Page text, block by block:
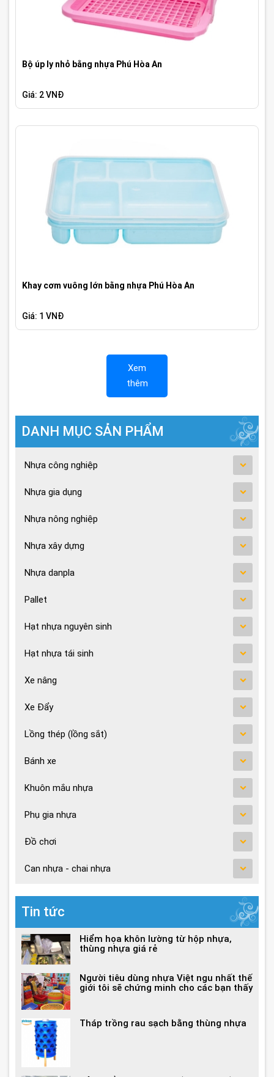
Bộ úp ly nhỏ bằng nhựa Phú Hòa An
Giá: 2 VNĐ
Khay cơm vuông lớn bằng nhựa Phú Hòa An
Giá: 1 VNĐ
Xem
thêm
DANH MỤC SẢN PHẨM
Nhựa công nghiệp
Nhựa gia dụng
Nhựa nông nghiệp
Nhựa xây dựng
Nhựa danpla
Pallet
Hạt nhựa nguyên sinh
Hạt nhựa tái sinh
Xe nâng
Xe Đẩy
Lồng thép (lồng sắt)
Bánh xe
Khuôn mắu nhựa
Phụ gia nhựa
Đồ chơi
Can nhựa - chai nhựa
Tin tức
Hiểm họa khôn lường từ hộp nhựa,
thùng nhựa giá rẻ
Người tiêu dùng nhựa Việt ngu nhất thế
giới tôi sẽ chứng minh cho các bạn thấy
Tháp trồng rau sạch bằng thùng nhựa